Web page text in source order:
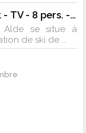
Appartement + studio communicant - TV - 8 pers. - 70m2 - Animaux admis
Alde se situe à
de ski de ...